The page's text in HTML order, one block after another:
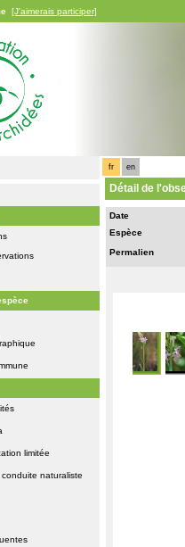
[J'aimerais participer]
limitée
naturaliste
fr en
Détail de
Date
Espèce
Permalien